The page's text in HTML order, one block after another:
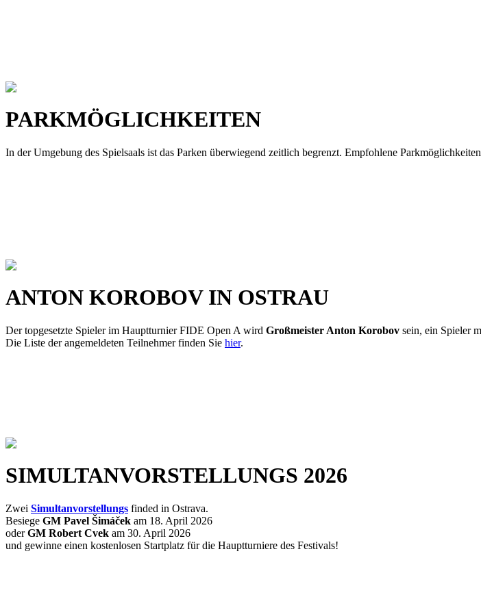
PARKMÖGLICHKEITEN
In der Umgebung des Spielsaals ist das Parken überwiegend zeitlich begrenzt. Empfohlene
ANTON KOROBOV IN OSTRAU
Der topgesetzte Spieler im Hauptturnier FIDE Open A wird Großmeister Anton Korobov sein, ein Spieler
Die Liste der angemeldeten Teilnehmer finden Sie hier.
SIMULTANVORSTELLUNGS 2026
Zwei Simultanvorstellungs finded in Ostrava.
Besiege GM Pavel Šimáček am 18. April 2026
oderGM Robert Cvek am 30. April 2026
und gewinne einen kostenlosen Startplatz für die Hauptturniere des Festivals!